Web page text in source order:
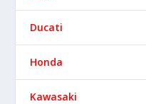
Ducati
Honda
Kawasaki